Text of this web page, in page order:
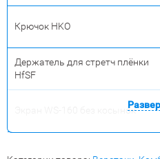
Крючок HKO
Держатель для стретч плёнки
HfSF
Экран WS-160 без косынок